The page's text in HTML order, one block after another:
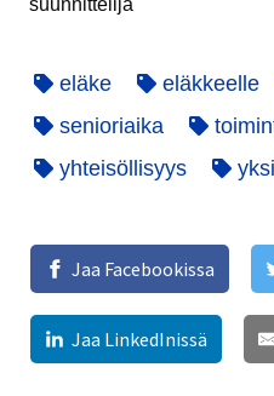
suunnittelija
eläke eläkkeelle
senioriaika
yhteisöllisyys
Jaa Facebookissa
Jaa LinkedInissä